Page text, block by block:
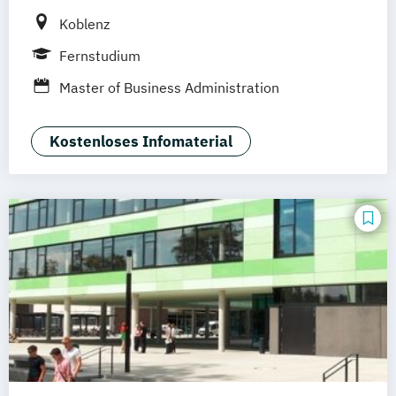
Koblenz
Fernstudium
Master of Business Administration
Kostenloses Infomaterial